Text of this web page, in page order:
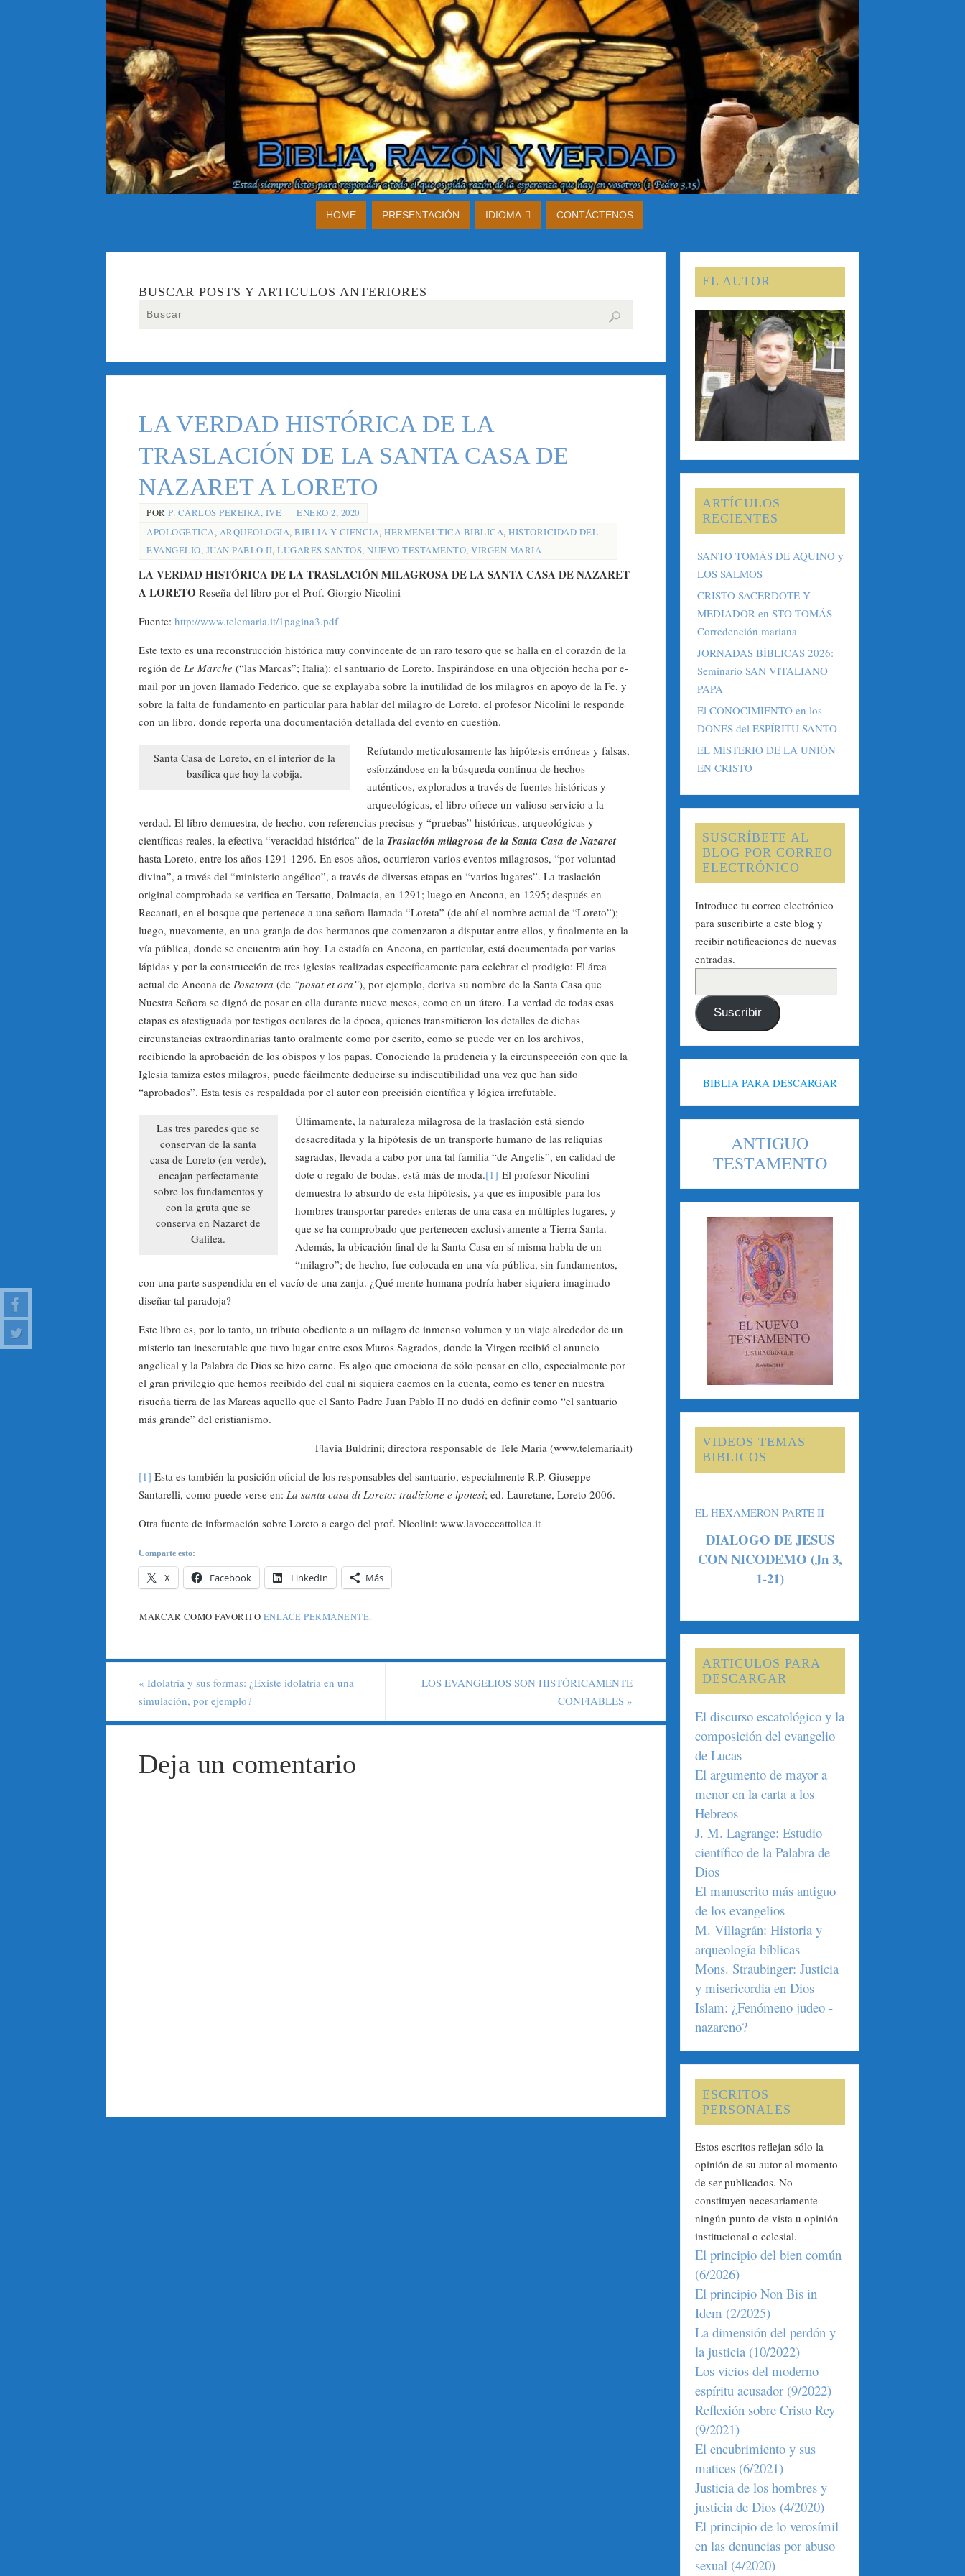
HOME PRESENTACIÓN IDIOMA CONTÁCTENOS
BUSCAR POSTS Y ARTICULOS ANTERIORES
LA VERDAD HISTÓRICA DE LA
TRASLACIÓN DE LA SANTA CASA DE
NAZARET A LORETO
POR P. CARLOS PEREIRA, IVE
ENERO 2, 2020
APOLOGÉTICA, ARQUEOLOGÍA, BIBLIA Y CIENCIA, HERMENÉUTICA BÍBLICA, HISTORICIDAD DEL
EVANGELIO, JUAN PABLO II, LUGARES SANTOS, NUEVO TESTAMENTO, VIRGEN MARÍA
LA VERDAD HISTÓRICA DE LA TRASLACIÓN MILAGROSA DE LA SANTA CASA DE NAZARET
A LORETO Reseña del libro por el Prof. Giorgio Nicolini
Fuente: http://www.telemaria.it/1pagina3.pdf
Este texto es una reconstrucción histórica muy convincente de un raro tesoro que se halla en el corazón de la
región de Le Marche (“las Marcas”; Italia): el santuario de Loreto. Inspirándose en una objeción hecha por e-
mail por un joven llamado Federico, que se explayaba sobre la inutilidad de los milagros en apoyo de la Fe, y
sobre la falta de fundamento en particular para hablar del milagro de Loreto, el profesor Nicolini le responde
con un libro, donde reporta una documentación detallada del evento en cuestión.
Santa Casa de Loreto, en el interior de la
basílica que hoy la cobija.
Refutando meticulosamente las hipótesis erróneas y falsas,
esforzándose en la búsqueda continua de hechos
auténticos, explorados a través de fuentes históricas y
arqueológicas, el libro ofrece un valioso servicio a la
verdad. El libro demuestra, de hecho, con referencias precisas y “pruebas” históricas, arqueológicas y
científicas reales, la efectiva “veracidad histórica” ​​de la Traslación milagrosa de la Santa Casa de Nazaret
hasta Loreto, entre los años 1291-1296. En esos años, ocurrieron varios eventos milagrosos, “por voluntad
divina”, a través del “ministerio angélico”, a través de diversas etapas en “varios lugares”. La traslación
original comprobada se verifica en Tersatto, Dalmacia, en 1291; luego en Ancona, en 1295; después en
Recanati, en el bosque que pertenece a una señora llamada “Loreta” (de ahí el nombre actual de “Loreto”);
luego, nuevamente, en una granja de dos hermanos que comenzaron a disputar entre ellos, y finalmente en la
vía pública, donde se encuentra aún hoy. La estadía en Ancona, en particular, está documentada por varias
lápidas y por la construcción de tres iglesias realizadas específicamente para celebrar el prodigio: El área
actual de Ancona de Posatora (de “posat et ora”), por ejemplo, deriva su nombre de la Santa Casa que
Nuestra Señora se dignó de posar en ella durante nueve meses, como en un útero. La verdad de todas esas
etapas es atestiguada por testigos oculares de la época, quienes transmitieron los detalles de dichas
circunstancias extraordinarias tanto oralmente como por escrito, como se puede ver en los archivos,
recibiendo la aprobación de los obispos y los papas. Conociendo la prudencia y la circunspección con que la
Iglesia tamiza estos milagros, puede fácilmente deducirse su indiscutibilidad una vez que han sido
“aprobados”. Esta tesis es respaldada por el autor con precisión científica y lógica irrefutable.
Las tres paredes que se
conservan de la santa
casa de Loreto (en verde),
encajan perfectamente
sobre los fundamentos y
con la gruta que se
conserva en Nazaret de
Galilea.
Últimamente, la naturaleza milagrosa de la traslación está siendo
desacreditada y la hipótesis de un transporte humano de las reliquias
sagradas, llevada a cabo por una tal familia “de Angelis”, en calidad de
dote o regalo de bodas, está más de moda.[1] El profesor Nicolini
demuestra lo absurdo de esta hipótesis, ya que es imposible para los
hombres transportar paredes enteras de una casa en múltiples lugares, y
que se ha comprobado que pertenecen exclusivamente a Tierra Santa.
Además, la ubicación final de la Santa Casa en sí misma habla de un
“milagro”; de hecho, fue colocada en una vía pública, sin fundamentos,
con una parte suspendida en el vacío de una zanja. ¿Qué mente humana podría haber siquiera imaginado
diseñar tal paradoja?
Este libro es, por lo tanto, un tributo obediente a un milagro de inmenso volumen y un viaje alrededor de un
misterio tan inescrutable que tuvo lugar entre esos Muros Sagrados, donde la Virgen recibió el anuncio
angelical y la Palabra de Dios se hizo carne. Es algo que emociona de sólo pensar en ello, especialmente por
el gran privilegio que hemos recibido del cual ni siquiera caemos en la cuenta, como es tener en nuestra
risueña tierra de las Marcas aquello que el Santo Padre Juan Pablo II no dudó en definir como “el santuario
más grande” del cristianismo.
Flavia Buldrini; directora responsable de Tele Maria (www.telemaria.it)
[1] Esta es también la posición oficial de los responsables del santuario, especialmente R.P. Giuseppe
Santarelli, como puede verse en: La santa casa di Loreto: tradizione e ipotesi; ed. Lauretane, Loreto 2006.
Otra fuente de información sobre Loreto a cargo del prof. Nicolini: www.lavocecattolica.it
Comparte esto:
X Facebook LinkedIn Más
MARCAR COMO FAVORITO ENLACE PERMANENTE.
« Idolatría y sus formas: ¿Existe idolatría en una
simulación, por ejemplo?
LOS EVANGELIOS SON HISTÓRICAMENTE
CONFIABLES »
Deja un comentario
EL AUTOR
ARTÍCULOS
RECIENTES
SANTO TOMÁS DE AQUINO y
LOS SALMOS
CRISTO SACERDOTE Y
MEDIADOR en STO TOMÁS –
Corredención mariana
JORNADAS BÍBLICAS 2026:
Seminario SAN VITALIANO
PAPA
El CONOCIMIENTO en los
DONES del ESPÍRITU SANTO
EL MISTERIO DE LA UNIÓN
EN CRISTO
SUSCRÍBETE AL
BLOG POR CORREO
ELECTRÓNICO
Introduce tu correo electrónico
para suscribirte a este blog y
recibir notificaciones de nuevas
entradas.
Suscribir
BIBLIA PARA DESCARGAR
ANTIGUO
TESTAMENTO
VIDEOS TEMAS
BIBLICOS
EL HEXAMERON PARTE II
DIALOGO DE JESUS
CON NICODEMO (Jn 3,
1-21)
ARTICULOS PARA
DESCARGAR
El discurso escatológico y la
composición del evangelio
de Lucas
El argumento de mayor a
menor en la carta a los
Hebreos
J. M. Lagrange: Estudio
científico de la Palabra de
Dios
El manuscrito más antiguo
de los evangelios
M. Villagrán: Historia y
arqueología bíblicas
Mons. Straubinger: Justicia
y misericordia en Dios
Islam: ¿Fenómeno judeo -
nazareno?
ESCRITOS
PERSONALES
Estos escritos reflejan sólo la
opinión de su autor al momento
de ser publicados. No
constituyen necesariamente
ningún punto de vista u opinión
institucional o eclesial.
El principio del bien común
(6/2026)
El principio Non Bis in
Idem (2/2025)
La dimensión del perdón y
la justicia (10/2022)
Los vicios del moderno
espíritu acusador (9/2022)
Reflexión sobre Cristo Rey
(9/2021)
El encubrimiento y sus
matices (6/2021)
Justicia de los hombres y
justicia de Dios (4/2020)
El principio de lo verosímil
en las denuncias por abuso
sexual (4/2020)